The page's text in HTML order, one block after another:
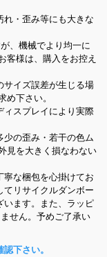
れ・歪み等にも大きな
、機械でより均一に
客様は、購入をお控え
サイズ誤差が生じる場
め下さい。
ィスプレイにより実際
少の歪み・若干の色ム
見を大きく損なわない
寧な梱包を心掛けてお
てリサイクルダンボー
います。また、ラッピ
せん。予めご了承い
下さい。